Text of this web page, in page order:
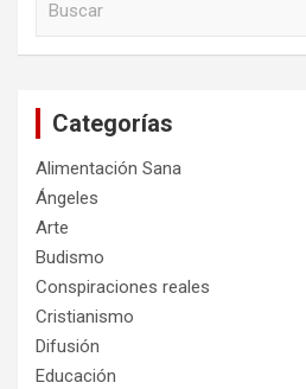
Categorías
Alimentación Sana
Ángeles
Arte
Budismo
Conspiraciones reales
Cristianismo
Difusión
Educación